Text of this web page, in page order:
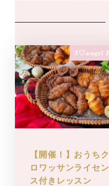
3♡angel
【開催！】おうちク
ロワッサンライセン
ス付きレッスン